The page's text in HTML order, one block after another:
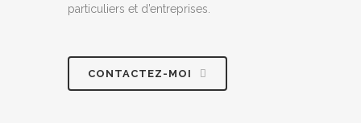
particuliers et d’entreprises.
CONTACTEZ-MOI